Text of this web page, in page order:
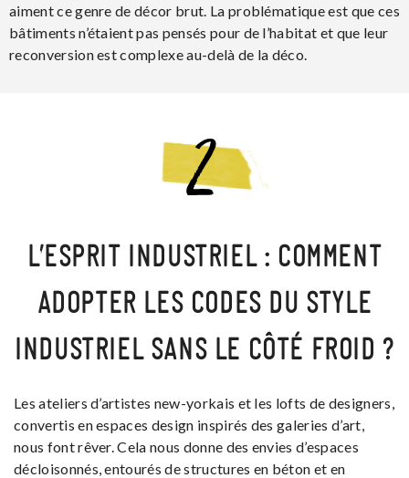
aiment ce genre de décor brut. La problématique est que ces
bâtiments n’étaient pas pensés pour de l’habitat et que leur
reconversion est complexe au-delà de la déco.
L’ESPRIT INDUSTRIEL : COMMENT
ADOPTER LES CODES DU STYLE
INDUSTRIEL SANS LE CÔTÉ FROID ?
Les ateliers d’artistes new-yorkais et les lofts de designers,
convertis en espaces design inspirés des galeries d’art,
nous font rêver. Cela nous donne des envies d’espaces
décloisonnés, entourés de structures en béton et en